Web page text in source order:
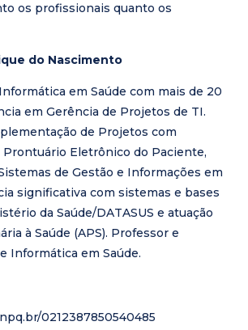
os profissionais quanto os
do Nascimento
em Saúde com mais de 20
em Gerência de Projetos de TI.
de Projetos com
Prontuário Eletrônico do Paciente,
de Gestão e Informações em
significativa com sistemas e bases
da Saúde/DATASUS e atuação
à Saúde (APS). Professor e
Informática em Saúde.
0212387850540485